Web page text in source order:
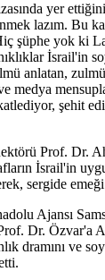
yer
lazım. Bu
şüphe yok ki
İsrail'in
anlatan,
medya
şehit
Prof. Dr.
İsrail'in
sergide
Ajansı
Dr. Özvar'a
dramını ve